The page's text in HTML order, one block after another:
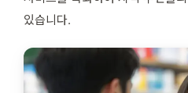
있습니다.